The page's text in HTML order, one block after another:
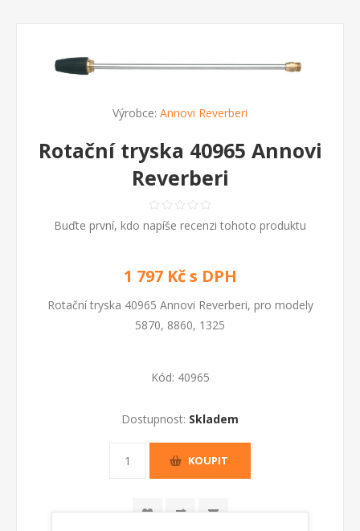
Výrobce: Annovi Reverberi
Rotační tryska 40965 Annovi
Reverberi
Buďte první, kdo napíše recenzi tohoto produktu
1 797 Kč s DPH
Rotační tryska 40965 Annovi Reverberi, pro modely
5870, 8860, 1325
Kód: 40965
Dostupnost: Skladem
KOUPIT